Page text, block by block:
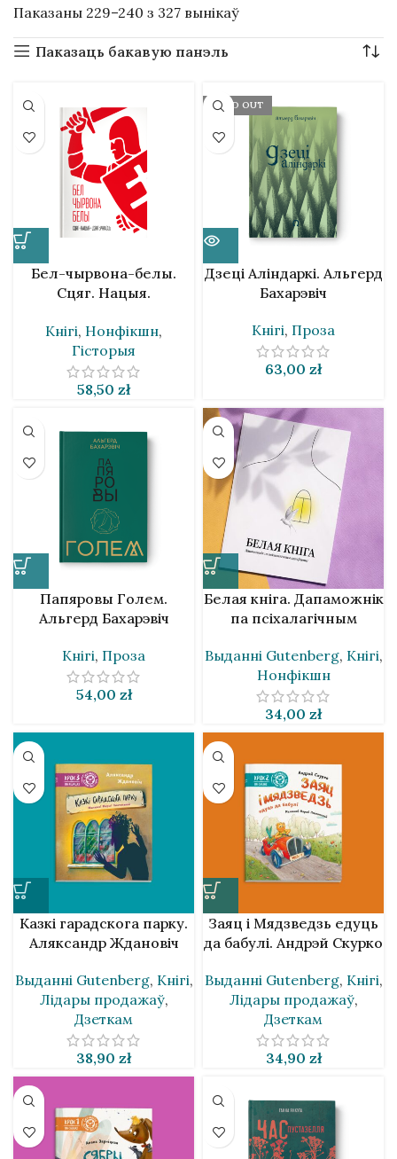
Паказаны 229–240 з 327 вынікаў
Паказаць бакавую панэль
Бел-чырвона-белы.
Сцяг. Нацыя.
Кнігі, Нонфікшн,
Гісторыя
58,50 zł
SOLD OUT
Дзеці Аліндаркі. Альгерд
Бахарэвіч
Кнігі, Проза
63,00 zł
Папяровы Голем.
Альгерд Бахарэвіч
Кнігі, Проза
54,00 zł
Белая кніга. Дапаможнік
па псіхалагічным
Выданнi Gutenberg, Кнігі,
Нонфікшн
34,00 zł
Казкі гарадскога парку.
Аляксандр Ждановіч
Выданнi Gutenberg, Кнігі,
Лідары продажаў,
Дзеткам
38,90 zł
Заяц і Мядзведзь едуць
да бабулі. Андрэй Скурко
Выданнi Gutenberg, Кнігі,
Лідары продажаў,
Дзеткам
34,90 zł